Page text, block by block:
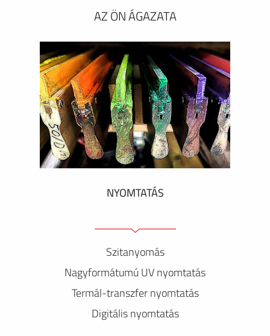
AZ ÖN ÁGAZATA
NYOMTATÁS
Szitanyomás
Nagyformátumú UV nyomtatás
Termál-transzfer nyomtatás
Digitális nyomtatás